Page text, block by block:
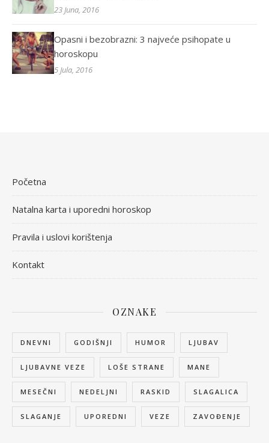
23 Juna, 2016
Opasni i bezobrazni: 3 najveće psihopate u
horoskopu
5 Jula, 2016
Početna
Natalna karta i uporedni horoskop
Pravila i uslovi korištenja
Kontakt
OZNAKE
DNEVNI GODIŠNJI HUMOR LJUBAV
LJUBAVNE VEZE LOŠE STRANE MANE
MESEČNI NEDELJNI RASKID SLAGALICA
SLAGANJE UPOREDNI VEZE ZAVOĐENJE